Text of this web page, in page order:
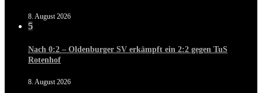
8. August 2026
5
Nach 0:2 – Oldenburger SV erkämpft ein 2:2 gegen TuS
Rotenhof
8. August 2026